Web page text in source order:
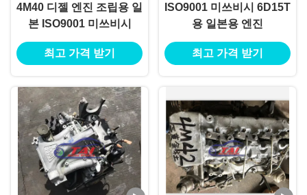
4M40 디젤 엔진 조립용 일
본 ISO9001 미쓰비시
최고 가격 받기
ISO9001 미쓰비시 6D15T
용 일본용 엔진
최고 가격 받기